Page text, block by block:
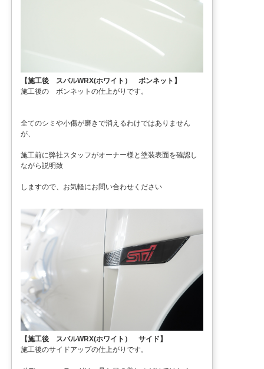
【施工後 スバルWRX(ホワイト） ボンネット】
施工後の ボンネットの仕上がりです。
全てのシミや小傷が磨きで消えるわけではありません
が、
施工前に弊社スタッフがオーナー様と塗装表面を確認し
ながら説明致
しますので、お気軽にお問い合わせください
【施工後 スバルWRX(ホワイト） サイド】
施工後のサイドアップの仕上がりです。